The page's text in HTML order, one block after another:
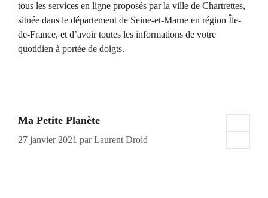
tous les services en ligne proposés par la ville de Chartrettes,
située dans le département de Seine-et-Marne en région Île-
de-France, et d’avoir toutes les informations de votre
quotidien à portée de doigts.
Ma Petite Planète
27 janvier 2021 parLaurent Droid